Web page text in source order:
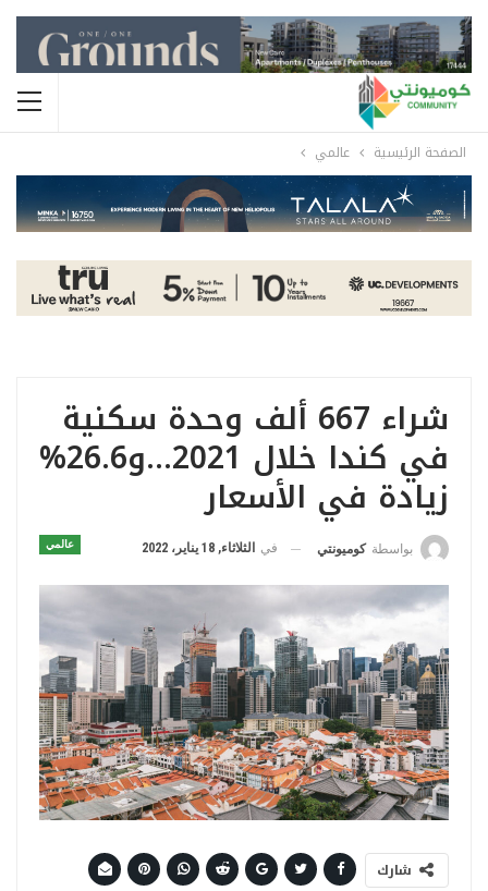
الصفحة الرئيسية عالمي
شراء 667 ألف وحدة سكنية
في كندا خلال 2021…و26.6%
زيادة في الأسعار
عالمي بواسطة كوميونتي في الثلاثاء, 18 يناير، 2022
شارك